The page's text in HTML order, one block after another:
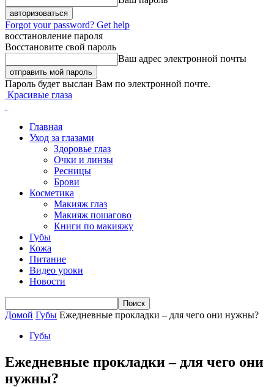
Forgot your password? Get help
восстановление пароля
Восстановите свой пароль
Ваш адрес электронной почты
Пароль будет выслан Вам по электронной почте.
Красивые глаза
Главная
Уход за глазами
Здоровье глаз
Очки и линзы
Ресницы
Брови
Косметика
Макияж глаз
Макияж пошагово
Книги по макияжу
Губы
Кожа
Питание
Видео уроки
Новости
Домой Губы Ежедневные прокладки – для чего они нужны?
Губы
Ежедневные прокладки – для чего они
нужны?